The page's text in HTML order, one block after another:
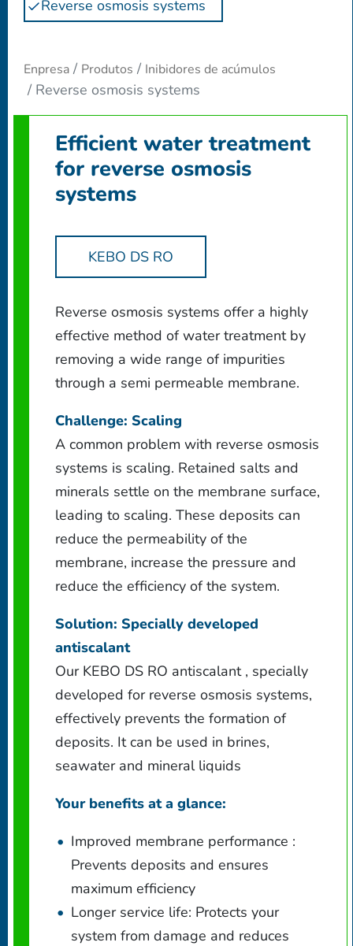
Reverse osmosis systems
Enpresa Produtos Inibidores de acúmulos
Reverse osmosis systems
Efficient water treatment
for reverse osmosis
systems
KEBO DS RO
Reverse osmosis systems offer a highly
effective method of water treatment by
removing a wide range of impurities
through a semi permeable membrane.
Challenge: Scaling
A common problem with reverse osmosis
systems is scaling. Retained salts and
minerals settle on the membrane surface,
leading to scaling. These deposits can
reduce the permeability of the
membrane, increase the pressure and
reduce the efficiency of the system.
Solution: Specially developed
antiscalant
Our KEBO DS RO antiscalant , specially
developed for reverse osmosis systems,
effectively prevents the formation of
deposits. It can be used in brines,
seawater and mineral liquids
Your benefits at a glance:
Improved membrane performance :
Prevents deposits and ensures
maximum efficiency
Longer service life: Protects your
system from damage and reduces